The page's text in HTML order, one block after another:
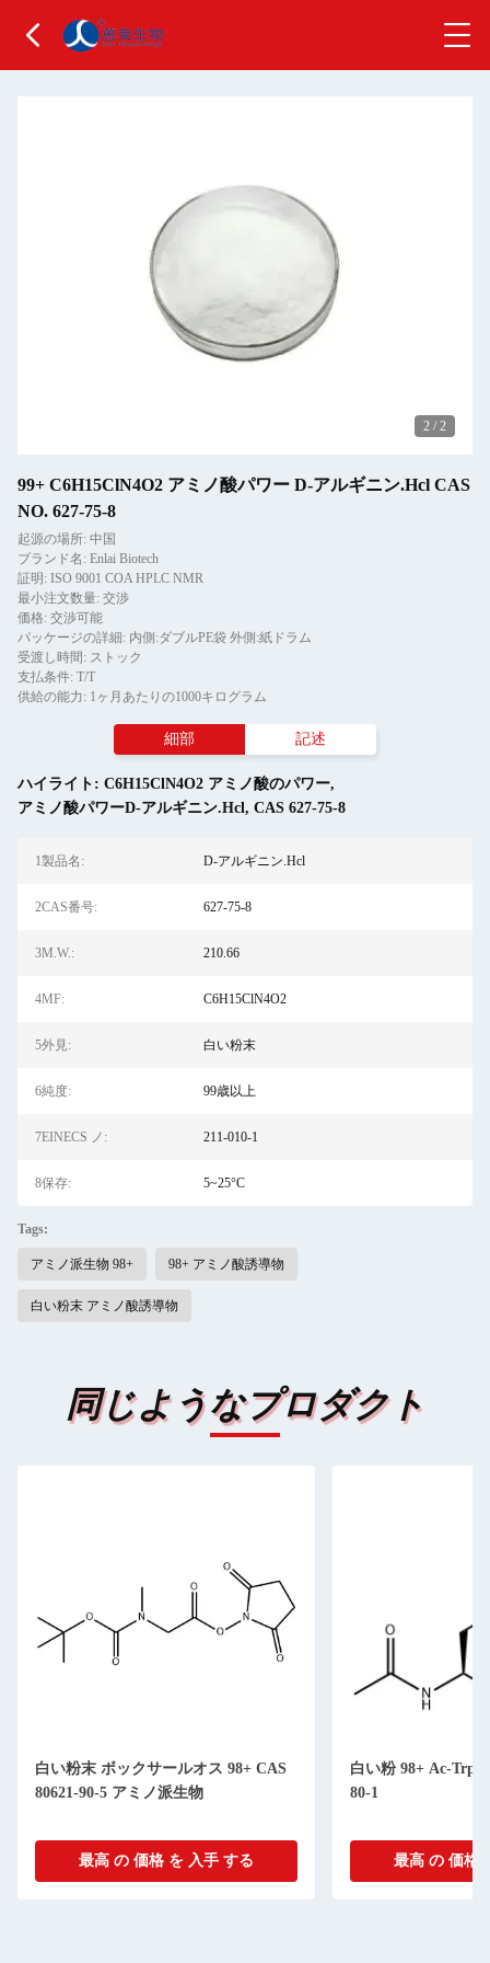
2 / 2
99+ C6H15ClN4O2 アミノ酸パワー D-アルギニン.Hcl CAS
NO. 627-75-8
起源の場所: 中国
ブランド名: Enlai Biotech
証明: ISO 9001 COA HPLC NMR
最小注文数量: 交渉
価格: 交渉可能
パッケージの詳細: 内側:ダブルPE袋 外側:紙ドラム
受渡し時間: ストック
支払条件: T/T
供給の能力: 1ヶ月あたりの1000キログラム
細部 記述
ハイライト: C6H15ClN4O2 アミノ酸のパワー,
アミノ酸パワーD-アルギニン.Hcl, CAS 627-75-8
1製品名: D-アルギニン.Hcl
2CAS番号: 627-75-8
3M.W.: 210.66
4MF: C6H15ClN4O2
5外見: 白い粉末
6純度: 99歳以上
7EINECS ノ: 211-010-1
8保存: 5~25°C
Tags:
アミノ派生物 98+ 98+ アミノ酸誘導物
白い粉末 アミノ酸誘導物
同じようなプロダクト
白い粉末 ボックサールオス 98+ CAS
80621-90-5 アミノ派生物
最高 の 価格 を 入手 する
白い粉 98+ Ac-Trp-
80-1
最高 の 価格